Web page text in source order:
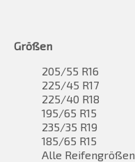
Größen
205/55 R16
225/45 R17
225/40 R18
195/65 R15
235/35 R19
185/65 R15
Alle Reifengrößen